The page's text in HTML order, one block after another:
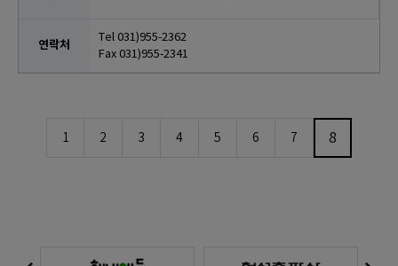
Tel 031)955-2362
Fax 031)955-2341
1 2 3 4 5 6 7 8